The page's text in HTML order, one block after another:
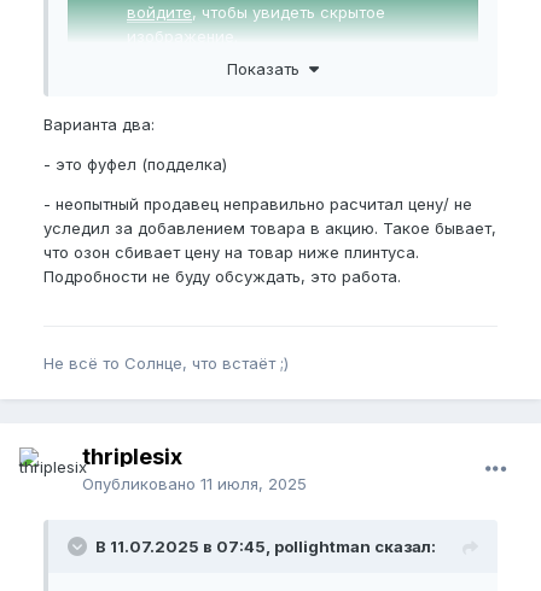
войдите, чтобы увидеть скрытое
изображение.
Пожалуйста,
Показать
Варианта два:
- это фуфел (подделка)
- неопытный продавец неправильно расчитал цену/ не
уследил за добавлением товара в акцию. Такое бывает,
что озон сбивает цену на товар ниже плинтуса.
Подробности не буду обсуждать, это работа.
Не всё то Солнце, что встаёт ;)
thriplesix
Опубликовано 11 июля, 2025
В 11.07.2025 в 07:45, pollightman сказал: